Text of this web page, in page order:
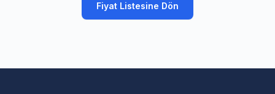
Fiyat Listesine Dön